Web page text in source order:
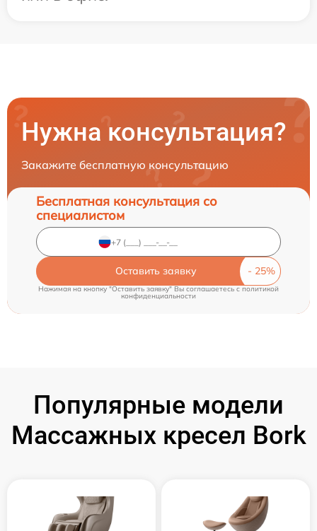
Нужна консультация?
Закажите бесплатную консультацию
Бесплатная консультация со
специалистом
Оставить заявку
Нажимая на кнопку "Оставить заявку" Вы соглашаетесь cполитикой
конфиденциальности
Популярные модели
Массажных кресел Bork